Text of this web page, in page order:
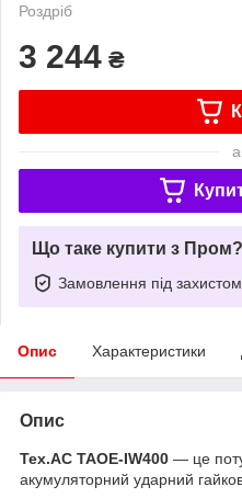
Роздріб
3 244 ₴
Що таке купити з Пром?
Замовлення під захистом
Опис Характеристики
Опис
Tex.AC TAOE‑IW400 — це
акумуляторний ударний